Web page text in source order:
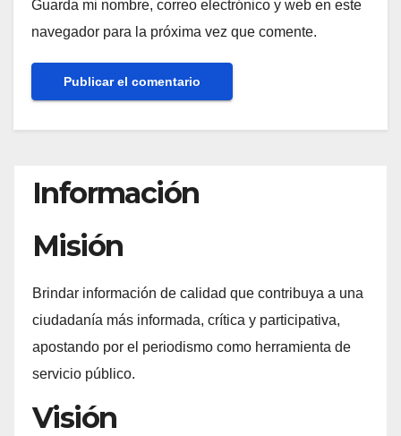
Guarda mi nombre, correo electrónico y web en este
navegador para la próxima vez que comente.
Información
Misión
Brindar información de calidad que contribuya a una
ciudadanía más informada, crítica y participativa,
apostando por el periodismo como herramienta de
servicio público.
Visión